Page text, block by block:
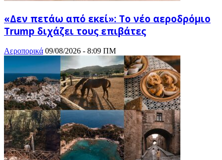
«Δεν πετάω από εκεί»: Το νέο αεροδρόμιο
Trump διχάζει τους επιβάτες
Αεροπορικά 09/08/2026 - 8:09 ΠΜ